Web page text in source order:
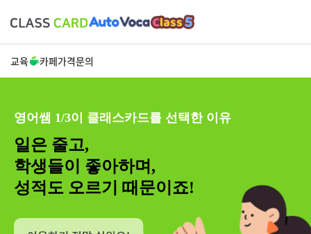
교육 카페가격문의
영어쌤 1/3이 클래스카드를 선택한 이유
일은 줄고,
학생들이 좋아하며,
성적도 오르기 때문이죠!